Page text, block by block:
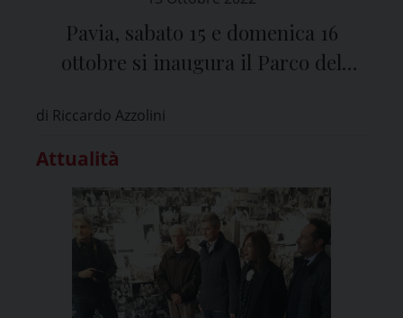
Pavia, sabato 15 e domenica 16
ottobre si inaugura il Parco del
di Riccardo Azzolini
Attualità